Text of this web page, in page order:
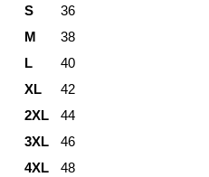
S
36
M
38
L
40
XL
42
2XL
44
3XL
46
4XL
48